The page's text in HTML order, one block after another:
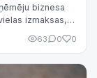
biznesa
izmaksas,
63 0 0